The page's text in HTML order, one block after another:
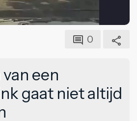
0
een
gaat niet altijd